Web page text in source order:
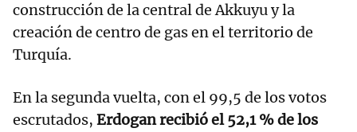
construcción de la central de Akkuyu y la
creación de centro de gas en el territorio de
Turquía.
En la segunda vuelta, con el 99,5 de los votos
escrutados, Erdogan recibió el 52,1 % de los